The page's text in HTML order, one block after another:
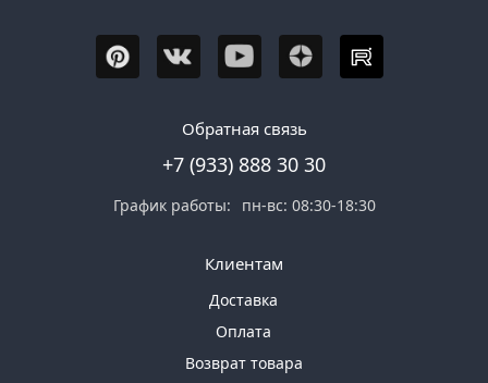
Обратная связь
+7 (933) 888 30 30
График работы: пн-вс: 08:30-18:30
Клиентам
Доставка
Оплата
Возврат товара